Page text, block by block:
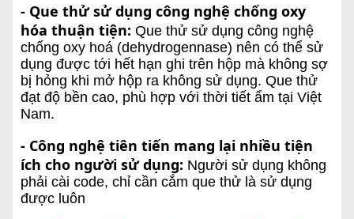
- Que thử sử dụng công nghệ chống oxy
hóa thuận tiện: Que thử sử dụng công nghệ
chống oxy hoá (dehydrogennase) nên có thể sử
dụng được tới hết hạn ghi trên hộp mà không sợ
bị hỏng khi mở hộp ra không sử dụng. Que thử
đạt độ bền cao, phù hợp với thời tiết ẩm tại Việt
Nam.
- Công nghệ tiên tiến mang lại nhiều tiện
ích cho người sử dụng: Người sử dụng không
phải cài code, chỉ cần cắm que thử là sử dụng
được luôn